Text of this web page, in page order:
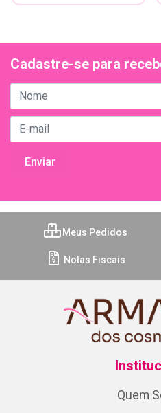
Cadastre-se para
Meus Pedidos
Notas Fiscais
Quem